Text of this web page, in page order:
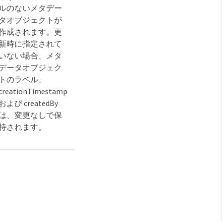
のないメタデー
オブジェクトが
成されます。更
時に指定されて
ない場合、メタ
ータオブジェク
のラベル、
よび createdBy
、変更なしで保
されます。